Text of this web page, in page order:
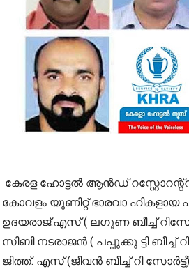
കേരള ഹോട്ടൽ ആൻഡ്
കോവളം യൂണിറ്റ് ഭാരവാ ഹികളായ
ഉദയരാജ്.എസ് ( ലഗൂണ ബീച്ച്
സിബി നടരാജൻ ( പപ്പുക്കു ട്ടി
ജിത്ത്. എസ് (ജീവൻ ബീച്ച് റി